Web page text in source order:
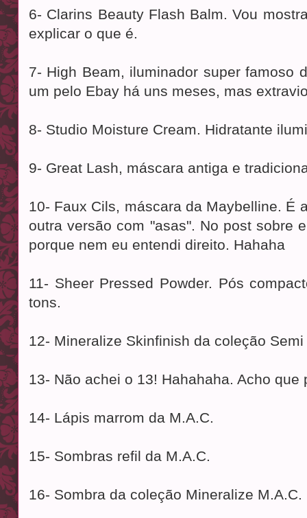
6- Clarins Beauty Flash Balm. Vou
explicar o que é.
7- High Beam, iluminador super famoso
um pelo Ebay há uns meses, mas
8- Studio Moisture Cream. Hidratante
9- Great Lash, máscara antiga e
10- Faux Cils, máscara da Maybelline. É
outra versão com "asas". No post sobre
porque nem eu entendi direito. Hahaha
11- Sheer Pressed Powder. Pós
tons.
12- Mineralize Skinfinish da coleção
13- Não achei o 13! Hahahaha. Acho que
14- Lápis marrom da M.A.C.
15- Sombras refil da M.A.C.
16- Sombra da coleção Mineralize M.A.C.